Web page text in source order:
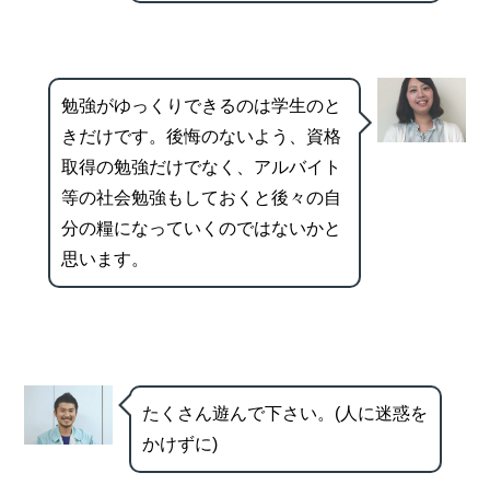
勉強がゆっくりできるのは学生のと
きだけです。後悔のないよう、資格
取得の勉強だけでなく、アルバイト
等の社会勉強もしておくと後々の自
分の糧になっていくのではないかと
思います。
たくさん遊んで下さい。(人に迷惑を
かけずに)